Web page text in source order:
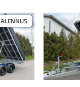
ALENNUSTUOTE
ALENNUKSESSA